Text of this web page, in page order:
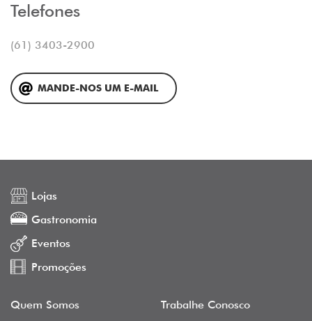
Telefones
(61) 3403-2900
MANDE-NOS UM E-MAIL
Lojas
Gastronomia
Eventos
Promoções
Quem Somos
Trabalhe Conosco